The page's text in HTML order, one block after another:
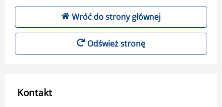
Wróć do strony głównej
Odśwież stronę
Kontakt